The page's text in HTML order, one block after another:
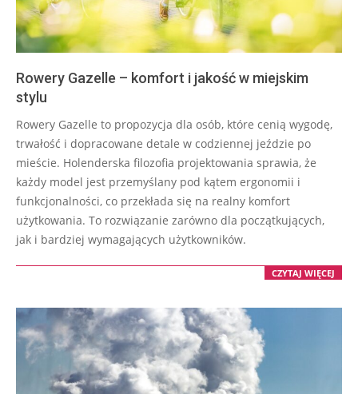
Rowery Gazelle – komfort i jakość w miejskim
stylu
Rowery Gazelle to propozycja dla osób, które cenią wygodę,
trwałość i dopracowane detale w codziennej jeździe po
mieście. Holenderska filozofia projektowania sprawia, że
każdy model jest przemyślany pod kątem ergonomii i
funkcjonalności, co przekłada się na realny komfort
użytkowania. To rozwiązanie zarówno dla początkujących,
jak i bardziej wymagających użytkowników.
CZYTAJ WIĘCEJ